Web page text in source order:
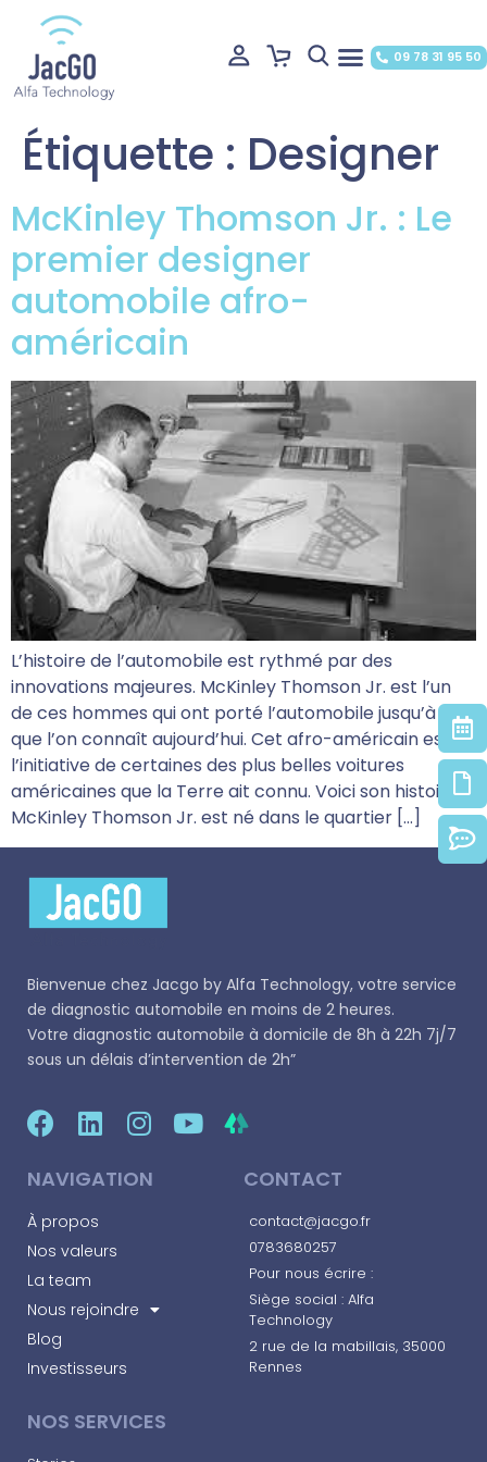
09 78 31 95 50
Étiquette : Designer
McKinley Thomson Jr. : Le
premier designer
automobile afro-
américain
L’histoire de l’automobile est rythmé par des
innovations majeures. McKinley Thomson Jr. est l’un
de ces hommes qui ont porté l’automobile jusqu’à ce
que l’on connaît aujourd’hui. Cet afro-américain est à
l’initiative de certaines des plus belles voitures
américaines que la Terre ait connu. Voici son histoire.
McKinley Thomson Jr. est né dans le quartier […]
Bienvenue chez Jacgo by Alfa Technology, votre service
de diagnostic automobile en moins de 2 heures.
Votre diagnostic automobile à domicile de 8h à 22h 7j/7
sous un délais d’intervention de 2h”
NAVIGATION
À propos
Nos valeurs
La team
Nous rejoindre
Blog
Investisseurs
CONTACT
contact@jacgo.fr
0783680257
Pour nous écrire :
Siège social : Alfa
Technology
2 rue de la mabillais, 35000
Rennes​
NOS SERVICES